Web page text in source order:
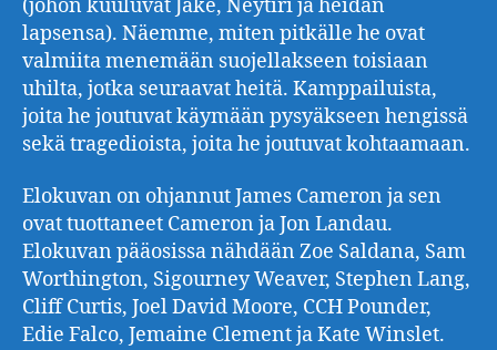
(johon kuuluvat Jake, Neytiri ja heidän
lapsensa). Näemme, miten pitkälle he ovat
valmiita menemään suojellakseen toisiaan
uhilta, jotka seuraavat heitä. Kamppailuista,
joita he joutuvat käymään pysyäkseen hengissä
sekä tragedioista, joita he joutuvat kohtaamaan.
Elokuvan on ohjannut James Cameron ja sen
ovat tuottaneet Cameron ja Jon Landau.
Elokuvan pääosissa nähdään Zoe Saldana, Sam
Worthington, Sigourney Weaver, Stephen Lang,
Cliff Curtis, Joel David Moore, CCH Pounder,
Edie Falco, Jemaine Clement ja Kate Winslet.